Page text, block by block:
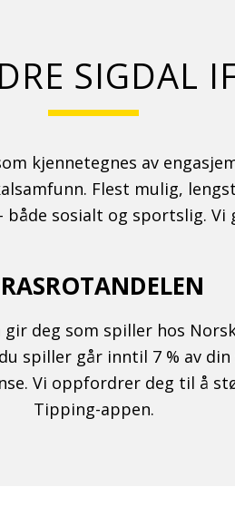
SIGDAL
kjennetegnes av
Flest mulig,
sosialt og sportslig.
deg som spiller hos
spiller går inntil 7 % av
Vi oppfordrer deg til å
Tipping-appen.